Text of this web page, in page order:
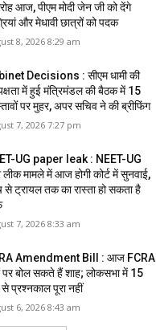
आज, पीएम मोदी जेन जी को देंगे
और मेधावी छात्रों को पदक
8, 2026 8:29 am
Decisions : सीएम धामी की
में हुई मंत्रिमंडल की बैठक में 15
पर मुहर, अपर सचिव ने की ब्रीफिंग
7, 2026 7:27 pm
UG paper leak : NEET-UG
लीक मामले में आज होगी कोर्ट में सुनवाई,
से ट्रायल तक का रास्ता हो सकता है
7, 2026 8:33 am
Amendment Bill : आज FCRA
पर बोल सकते हैं शाह; लोकसभा में 15
से प्रश्नकाल पूरा नहीं
6, 2026 8:43 am